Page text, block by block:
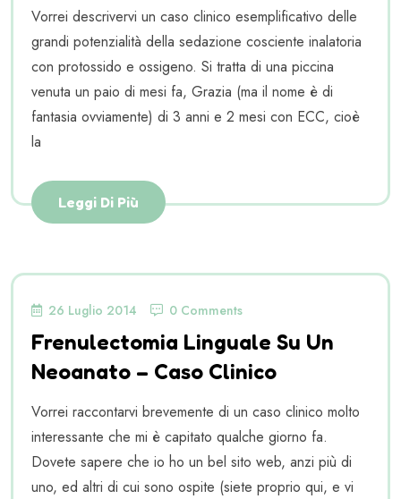
Vorrei descrivervi un caso clinico esemplificativo delle
grandi potenzialità della sedazione cosciente inalatoria
con protossido e ossigeno. Si tratta di una piccina
venuta un paio di mesi fa, Grazia (ma il nome è di
fantasia ovviamente) di 3 anni e 2 mesi con ECC, cioè
la
Leggi Di Più
26 Luglio 2014 0 Comments
Frenulectomia Linguale Su Un
Neoanato – Caso Clinico
Vorrei raccontarvi brevemente di un caso clinico molto
interessante che mi è capitato qualche giorno fa.
Dovete sapere che io ho un bel sito web, anzi più di
uno, ed altri di cui sono ospite (siete proprio qui, e vi